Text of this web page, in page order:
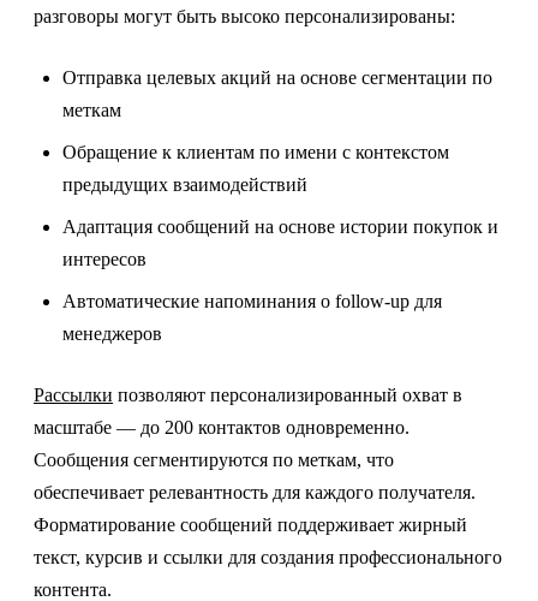
разговоры могут быть высоко персонализированы:
Отправка целевых акций на основе сегментации по
меткам
Обращение к клиентам по имени с контекстом
предыдущих взаимодействий
Адаптация сообщений на основе истории покупок и
интересов
Автоматические напоминания о follow-up для
менеджеров
Рассылки позволяют персонализированный охват в
масштабе — до 200 контактов одновременно.
Сообщения сегментируются по меткам, что
обеспечивает релевантность для каждого получателя.
Форматирование сообщений поддерживает жирный
текст, курсив и ссылки для создания профессионального
контента.